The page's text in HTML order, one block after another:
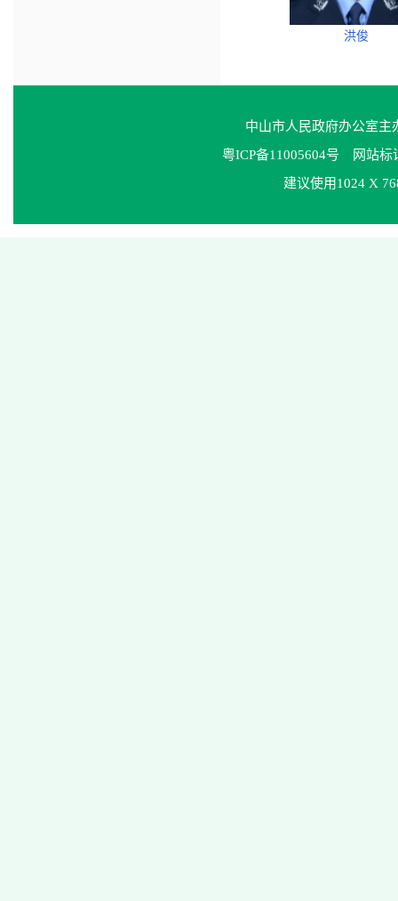
洪俊
中山市人民政府办公室
粤ICP备11005604号 网站标
建议使用1024 X